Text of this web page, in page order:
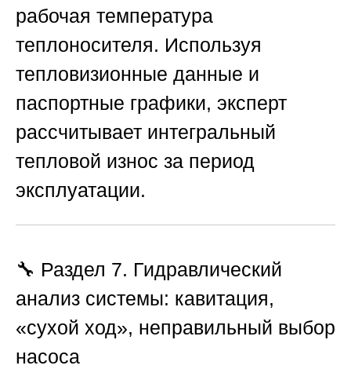
рабочая температура
теплоносителя. Используя
тепловизионные данные и
паспортные графики, эксперт
рассчитывает интегральный
тепловой износ за период
эксплуатации.
🔧 Раздел 7. Гидравлический
анализ системы: кавитация,
«сухой ход», неправильный выбор
насоса